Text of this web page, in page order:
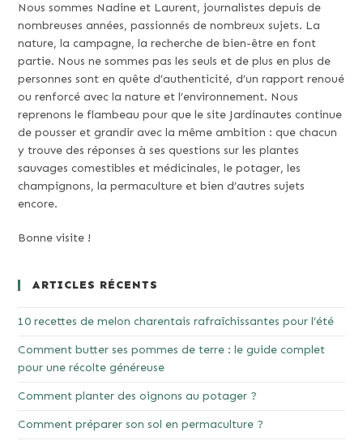
Nous sommes Nadine et Laurent, journalistes depuis de
nombreuses années, passionnés de nombreux sujets. La
nature, la campagne, la recherche de bien-être en font
partie. Nous ne sommes pas les seuls et de plus en plus de
personnes sont en quête d’authenticité, d’un rapport renoué
ou renforcé avec la nature et l’environnement. Nous
reprenons le flambeau pour que le site Jardinautes continue
de pousser et grandir avec la même ambition : que chacun
y trouve des réponses à ses questions sur les plantes
sauvages comestibles et médicinales, le potager, les
champignons, la permaculture et bien d’autres sujets
encore.
Bonne visite !
ARTICLES RÉCENTS
10 recettes de melon charentais rafraîchissantes pour l’été
Comment butter ses pommes de terre : le guide complet
pour une récolte généreuse
Comment planter des oignons au potager ?
Comment préparer son sol en permaculture ?